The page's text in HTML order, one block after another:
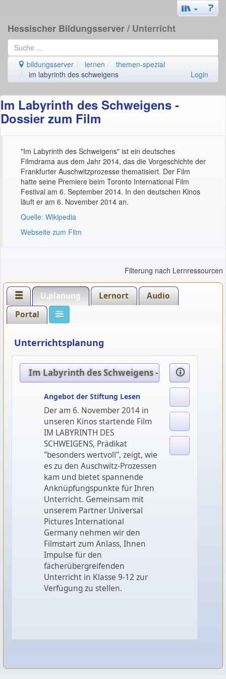
Hessischer Bildungsserver/ Unterricht
bildungsserver lernen
themen-spezial
im labyrinth des schweigens
Login
Im Labyrinth des Schweigens -
Dossier zum Film
"Im Labyrinth des Schweigens" ist ein deutsches
Filmdrama aus dem Jahr 2014, das die Vorgeschichte der
Frankfurter Auschwitzprozesse thematisiert. Der Film
hatte seine Premiere beim Toronto International Film
Festival am 6. September 2014. In den deutschen Kinos
läuft er am 6. November 2014 an.
Quelle: Wikipedia
Webseite zum Film
Filterung nach Lernressourcen
U.planung Lernort
Audio
Portal
Unterrichtsplanung
Im Labyrinth des Schweigens - Ideen zum
Angebot der Stiftung Lesen
Der am 6. November 2014 in
unseren Kinos startende Film
IM LABYRINTH DES
SCHWEIGENS, Prädikat
"besonders wertvoll", zeigt, wie
es zu den Auschwitz-Prozessen
kam und bietet spannende
Anknüpfungspunkte für Ihren
Unterricht. Gemeinsam mit
unserem Partner Universal
Pictures International
Germany nehmen wir den
Filmstart zum Anlass, Ihnen
Impulse für den
fächerübergreifenden
Unterricht in Klasse 9-12 zur
Verfügung zu stellen.